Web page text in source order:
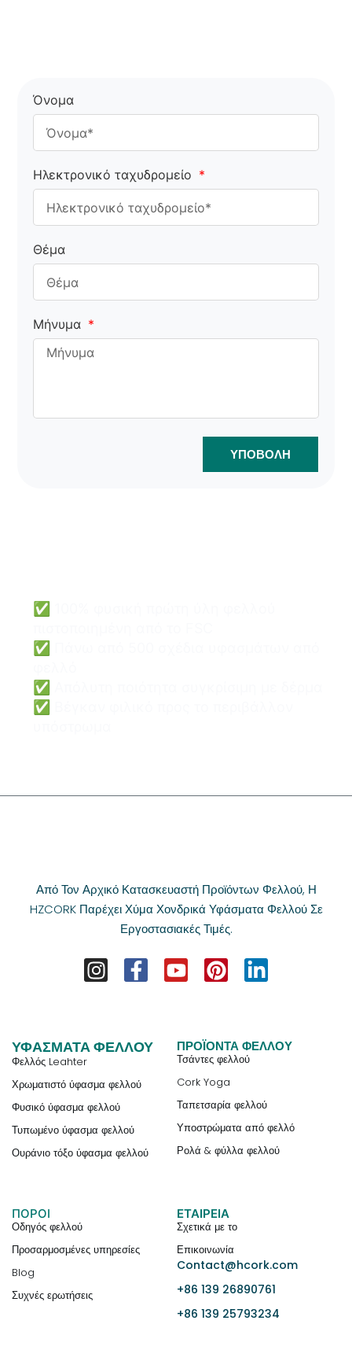
Όνομα
Ηλεκτρονικό ταχυδρομείο
Θέμα
Μήνυμα
ΥΠΟΒΟΛΉ
✅ 100% φυσική πρώτη ύλη φελλού
✅ Πάνω από 500 σχέδια υφασμάτων από
✅ Απόλυτη ποιότητα συγκρίσιμη με δέρμα
✅ Βέγκαν φιλικό προς το περιβάλλον
Από Τον Αρχικό Κατασκευαστή Προϊόντων Φελλού, Η
HZCORK Παρέχει Χύμα Χονδρικά Υφάσματα Φελλού Σε
Εργοστασιακές Τιμές.
ΥΦΆΣΜΑΤΑ ΦΕΛΛΟΎ
Φελλός Leahter
Χρωματιστό ύφασμα φελλού
Φυσικό ύφασμα φελλού
Τυπωμένο ύφασμα φελλού
Ουράνιο τόξο ύφασμα φελλού
ΠΡΟΪΌΝΤΑ ΦΕΛΛΟΎ
Τσάντες φελλού
Cork Yoga
Ταπετσαρία φελλού
Υποστρώματα από φελλό
Ρολά & φύλλα φελλού
ΠΟΡΟΙ
Οδηγός φελλού
Προσαρμοσμένες υπηρεσίες
Blog
Συχνές ερωτήσεις
ΕΤΑΙΡΕΊΑ
Σχετικά με το
Επικοινωνία
Contact@hcork.com
+86 139 26890761
+86 139 25793234